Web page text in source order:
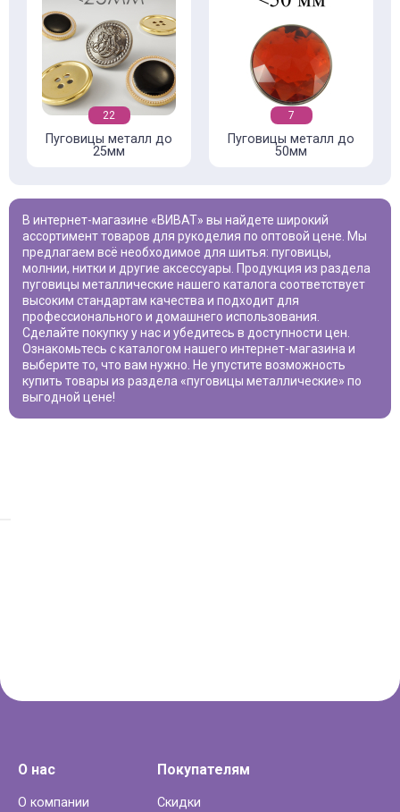
22
Пуговицы металл до
25мм
7
Пуговицы металл до
50мм
В интернет-магазине «ВИВАТ» вы найдете широкий
ассортимент товаров для рукоделия по оптовой цене. Мы
предлагаем всё необходимое для шитья: пуговицы,
молнии, нитки и другие аксессуары. Продукция из раздела
пуговицы металлические нашего каталога соответствует
высоким стандартам качества и подходит для
профессионального и домашнего использования.
Сделайте покупку у нас и убедитесь в доступности цен.
Ознакомьтесь с каталогом нашего интернет-магазина и
выберите то, что вам нужно. Не упустите возможность
купить товары из раздела «пуговицы металлические» по
выгодной цене!
О нас
О компании
Покупателям
Скидки